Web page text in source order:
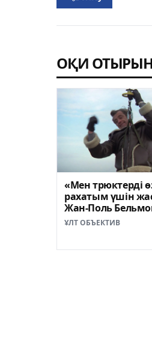
ОҚИ
«Мен трюктерді
рахатым үшін
Жан-Поль
жанкешті ерліктері
ҰЛТ ОБЪЕКТИВ